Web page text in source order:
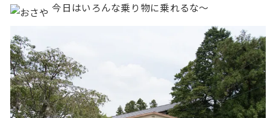
今日はいろんな乗り物に乗れるな〜